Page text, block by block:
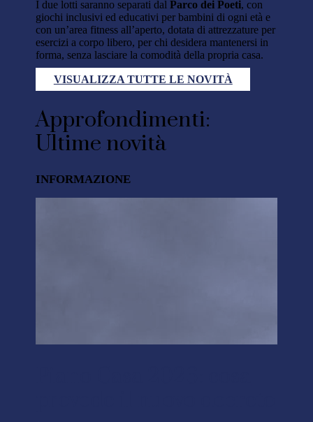
I due lotti saranno separati dalParco dei Poeti, con
giochi inclusivi ed educativi per bambini di ogni età e
con un’area fitness all’aperto, dotata di attrezzature per
esercizi a corpo libero, per chi desidera mantenersi in
forma, senza lasciare la comodità della propria casa.
VISUALIZZA TUTTE LE NOVITÀ
Approfondimenti:
Ultime novità
INFORMAZIONE